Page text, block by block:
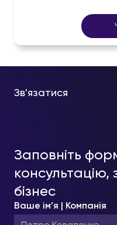
Зв'язатися
Заповніть
консультацію,
бізнес
Ваше ім’я | Компанія